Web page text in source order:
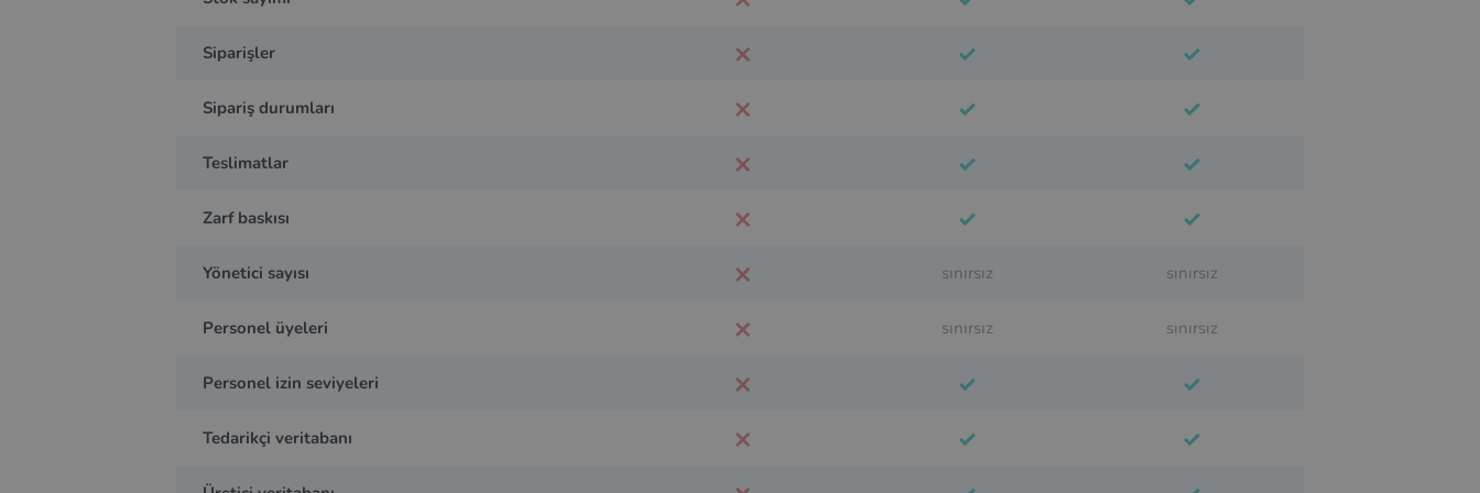
Siparişler
Sipariş durumları
Teslimatlar
Zarf baskısı
Yönetici sayısı sınırsız sınırsız
Personel üyeleri sınırsız sınırsız
Personel izin seviyeleri
Tedarikçi veritabanı